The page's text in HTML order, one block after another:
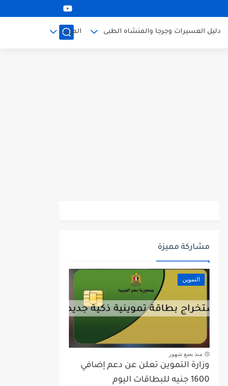
دليل العسيرات وجرجا والمنشاه الطبى المزيد
مشاركة مميزة
التموين
منذ بضع شهور
وزارة التموين تعلن عن دعم إضافي
1600 جنيه للبطاقات اليوم